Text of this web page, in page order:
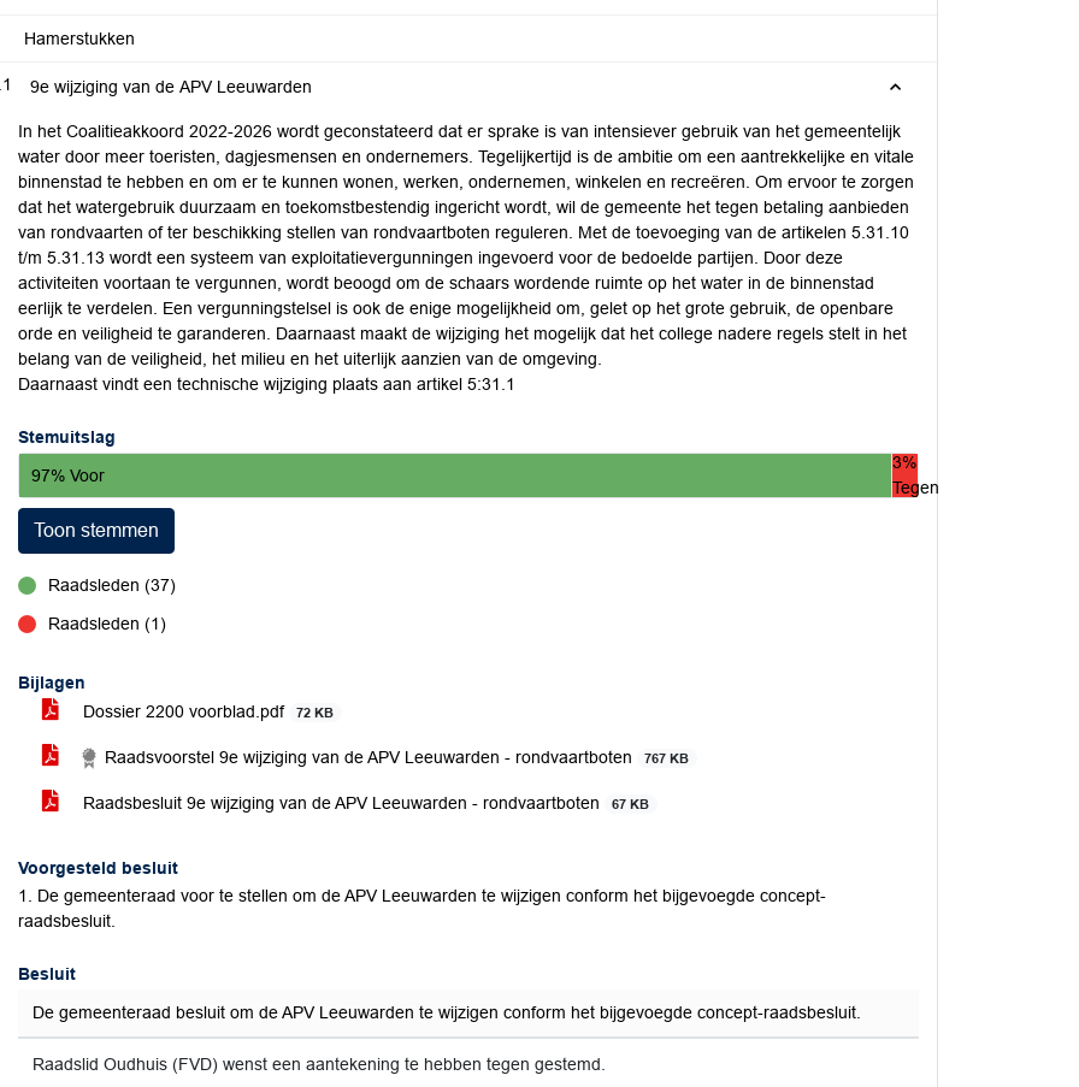
Hamerstukken
9e wijziging van de APV Leeuwarden
In het Coalitieakkoord 2022-2026 wordt geconstateerd dat er sprake is van intensiever gebruik van het gemeentelijk
water door meer toeristen, dagjesmensen en ondernemers. Tegelijkertijd is de ambitie om een aantrekkelijke en vitale
binnenstad te hebben en om er te kunnen wonen, werken, ondernemen, winkelen en recreëren. Om ervoor te zorgen
dat het watergebruik duurzaam en toekomstbestendig ingericht wordt, wil de gemeente het tegen betaling aanbieden
van rondvaarten of ter beschikking stellen van rondvaartboten reguleren. Met de toevoeging van de artikelen 5.31.10
t/m 5.31.13 wordt een systeem van exploitatievergunningen ingevoerd voor de bedoelde partijen. Door deze
activiteiten voortaan te vergunnen, wordt beoogd om de schaars wordende ruimte op het water in de binnenstad
eerlijk te verdelen. Een vergunningstelsel is ook de enige mogelijkheid om, gelet op het grote gebruik, de openbare
orde en veiligheid te garanderen. Daarnaast maakt de wijziging het mogelijk dat het college nadere regels stelt in het
belang van de veiligheid, het milieu en het uiterlijk aanzien van de omgeving.
Daarnaast vindt een technische wijziging plaats aan artikel 5:31.1
Stemuitslag
97% Voor
3%
Tegen
Toon stemmen
Raadsleden (37)
Raadsleden (1)
Bijlagen
Dossier 2200 voorblad.pdf
72 KB
Raadsvoorstel 9e wijziging van de APV Leeuwarden - rondvaartboten 767 KB
Raadsbesluit 9e wijziging van de APV Leeuwarden - rondvaartboten 67 KB
Voorgesteld besluit
1. De gemeenteraad voor te stellen om de APV Leeuwarden te wijzigen conform het bijgevoegde concept-
raadsbesluit.
Besluit
De gemeenteraad besluit om de APV Leeuwarden te wijzigen conform het bijgevoegde concept-raadsbesluit.
Raadslid Oudhuis (FVD) wenst een aantekening te hebben tegen gestemd.